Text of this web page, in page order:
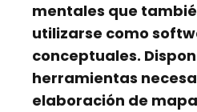
mentales que
utilizarse como
conceptuales.
herramientas
elaboración de